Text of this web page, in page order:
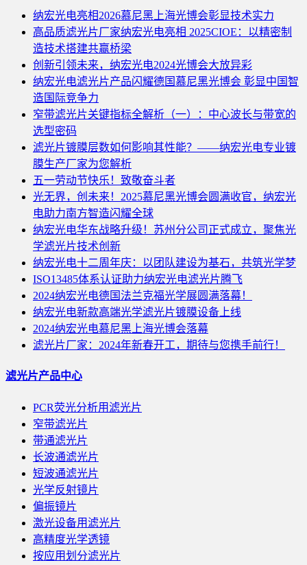
纳宏光电亮相2026慕尼黑上海光博会彰显技术实力
高品质滤光片厂家纳宏光电亮相 2025CIOE：以精密制
造技术搭建共赢桥梁
创新引领未来，纳宏光电2024光博会大放异彩
纳宏光电滤光片产品闪耀德国慕尼黑光博会 彰显中国智
造国际竞争力
窄带滤光片关键指标全解析（一）：中心波长与带宽的
选型密码
滤光片镀膜层数如何影响其性能？——纳宏光电专业镀
膜生产厂家为您解析
五一劳动节快乐！致敬奋斗者
光无界，创未来！2025慕尼黑光博会圆满收官，纳宏光
电助力南方智造闪耀全球
纳宏光电华东战略升级！苏州分公司正式成立，聚焦光
学滤光片技术创新
纳宏光电十二周年庆：以团队建设为基石，共筑光学梦
ISO13485体系认证助力纳宏光电滤光片腾飞
2024纳宏光电德国法兰克福光学展圆满落幕！
纳宏光电新款高端光学滤光片镀膜设备上线
2024纳宏光电慕尼黑上海光博会落幕
滤光片厂家：2024年新春开工，期待与您携手前行！
滤光片产品中心
PCR荧光分析用滤光片
窄带滤光片
带通滤光片
长波通滤光片
短波通滤光片
光学反射镜片
偏振镜片
激光设备用滤光片
高精度光学透镜
按应用划分滤光片